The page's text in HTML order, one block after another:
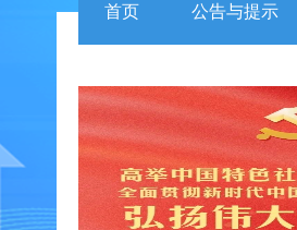
首页 公告与提示